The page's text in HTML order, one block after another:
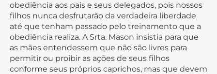
obediência aos pais e seus delegados, pois nossos
filhos nunca desfrutarão da verdadeira liberdade
até que tenham passado pelo treinamento que a
obediência realiza. A Srta. Mason insistia para que
as mães entendessem que não são livres para
permitir ou proibir as ações de seus filhos
conforme seus próprios caprichos, mas que devem